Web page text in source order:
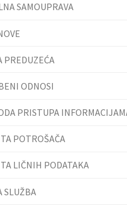
SAMOUPRAVA
PREDUZEĆA
ODNOSI
PRISTUPA
POTROŠAČA
LIČNIH PODATAKA
SLUŽBA